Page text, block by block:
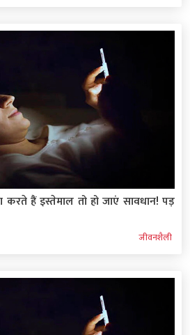
करते हैं इस्तेमाल तो हो जाएं सावधान! पड़
जीवनशैली